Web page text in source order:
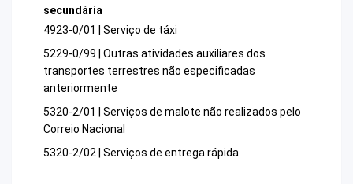
secundária
4923-0/01 | Serviço de táxi
5229-0/99 | Outras atividades auxiliares dos
transportes terrestres não especificadas
anteriormente
5320-2/01 | Serviços de malote não realizados pelo
Correio Nacional
5320-2/02 | Serviços de entrega rápida